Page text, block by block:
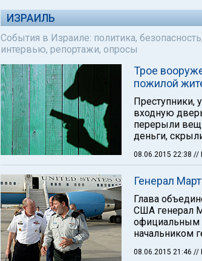
ИЗРАИЛЬ
События в Израиле: политика,
интервью, репортажи, опросы
Трое
пожилой
Преступники,
входную
перерыли
деньги,
08.06.2015 22:38 //
Генерал
Глава
США генерал
официальным
начальником
08.06.2015 21:46 //